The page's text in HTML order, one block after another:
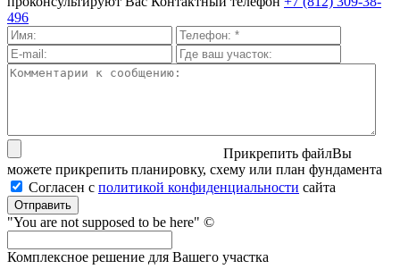
496
Прикрепить файлВы
можете прикрепить планировку, схему или план фундамента
Согласен с политикой кон­фи­ден­ци­аль­нос­ти сайта
Отправить
"You are not supposed to be here" ©
Комплексное решение для Вашего участка